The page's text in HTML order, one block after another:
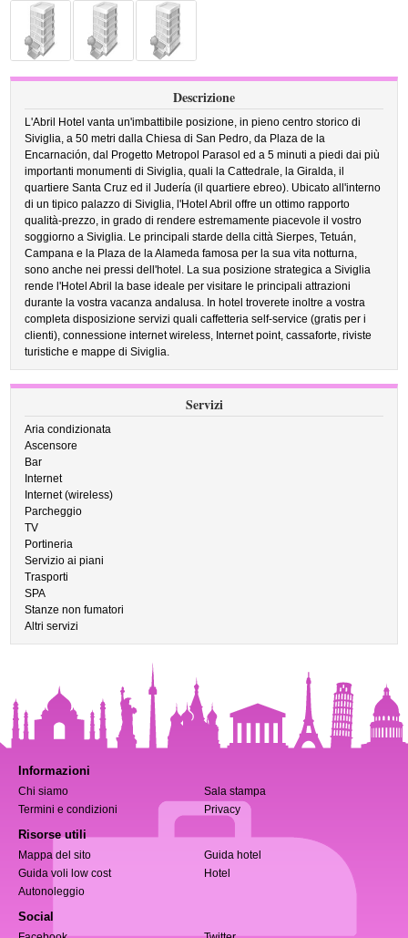
Descrizione
L'Abril Hotel vanta un'imbattibile posizione, in pieno centro storico di
Siviglia, a 50 metri dalla Chiesa di San Pedro, da Plaza de la
Encarnación, dal Progetto Metropol Parasol ed a 5 minuti a piedi dai più
importanti monumenti di Siviglia, quali la Cattedrale, la Giralda, il
quartiere Santa Cruz ed il Judería (il quartiere ebreo). Ubicato all'interno
di un tipico palazzo di Siviglia, l'Hotel Abril offre un ottimo rapporto
qualità-prezzo, in grado di rendere estremamente piacevole il vostro
soggiorno a Siviglia. Le principali starde della città Sierpes, Tetuán,
Campana e la Plaza de la Alameda famosa per la sua vita notturna,
sono anche nei pressi dell'hotel. La sua posizione strategica a Siviglia
rende l'Hotel Abril la base ideale per visitare le principali attrazioni
durante la vostra vacanza andalusa. In hotel troverete inoltre a vostra
completa disposizione servizi quali caffetteria self-service (gratis per i
clienti), connessione internet wireless, Internet point, cassaforte, riviste
turistiche e mappe di Siviglia.
Servizi
Aria condizionata
Ascensore
Bar
Internet
Internet (wireless)
Parcheggio
TV
Portineria
Servizio ai piani
Trasporti
SPA
Stanze non fumatori
Altri servizi
Informazioni
Chi siamo
Sala stampa
Termini e condizioni
Privacy
Risorse utili
Mappa del sito
Guida hotel
Guida voli low cost
Hotel
Autonoleggio
Social